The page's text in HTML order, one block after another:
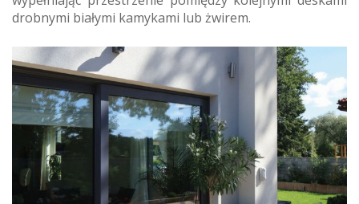
drobnymi białymi kamykami lub żwirem.